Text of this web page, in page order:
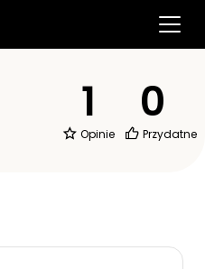
1
Opinie
0
Przydatne